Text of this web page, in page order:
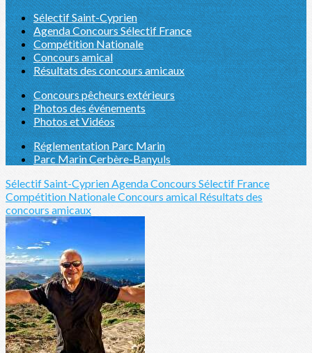
Sélectif Saint-Cyprien
Agenda Concours Sélectif France
Compétition Nationale
Concours amical
Résultats des concours amicaux
Concours pêcheurs extérieurs
Photos des événements
Photos et Vidéos
Réglementation Parc Marin
Parc Marin Cerbère-Banyuls
Sélectif Saint-CyprienAgenda Concours Sélectif France
Compétition NationaleConcours amical Résultats des
concours amicaux